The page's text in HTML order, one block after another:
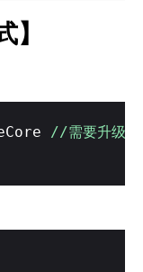
//需要升级